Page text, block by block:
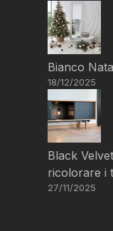
Bianco
18/12/2025
Black
ricolorare i
27/11/2025